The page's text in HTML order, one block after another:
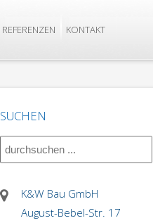
REFERENZEN KONTAKT
SUCHEN
K&W Bau GmbH
August-Bebel-Str. 17